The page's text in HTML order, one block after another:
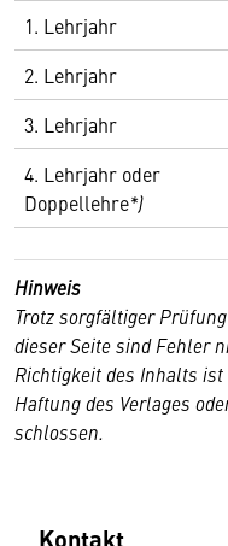
1. Lehrjahr
2. Lehrjahr
3. Lehrjahr
4. Lehrjahr oder
Doppellehre*)
Hinweis
Trotz sorgfältiger
dieser Seite sind Fehler
Richtigkeit des Inhalts ist
Haftung des Verlages
schlossen.
Kontakt